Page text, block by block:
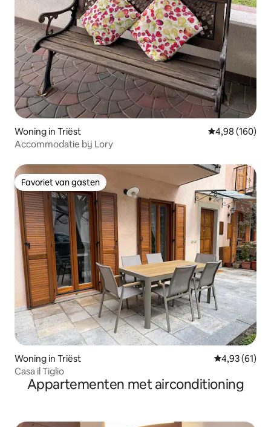
Woning in Triëst Gemiddelde
4,98 (160)
Accommodatie bij Lory
Favoriet van gasten
Favoriet van gasten
Woning in Triëst Gemiddelde
4,93 (61)
Casa il Tiglio
Appartementen met airconditioning